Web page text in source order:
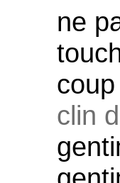
ne
clin